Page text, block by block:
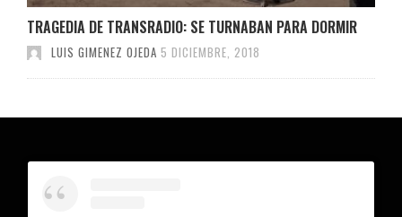
TRAGEDIA DE TRANSRADIO: SE TURNABAN PARA DORMIR
LUIS GIMENEZ OJEDA 5 DICIEMBRE, 2018